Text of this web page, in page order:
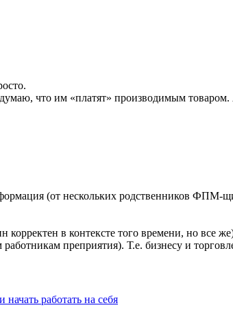
что им «платят» производимым товаром.
(от нескольких родственников ФПМ-
в контексте того времени, но все
преприятия). Т.е. бизнесу и
начать работать на себя